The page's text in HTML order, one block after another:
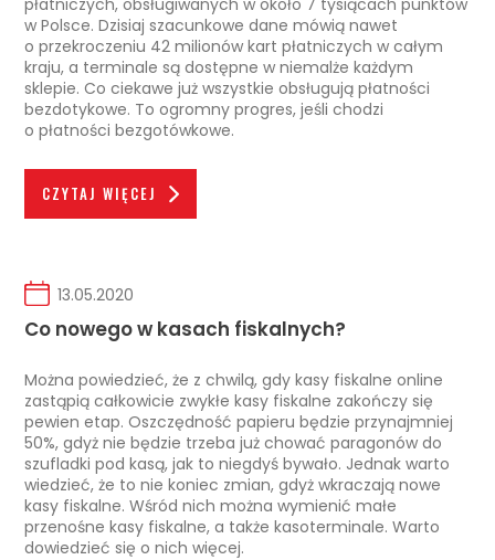
płatniczych, obsługiwanych w około 7 tysiącach punktów
w Polsce. Dzisiaj szacunkowe dane mówią nawet
o przekroczeniu 42 milionów kart płatniczych w całym
kraju, a terminale są dostępne w niemalże każdym
sklepie. Co ciekawe już wszystkie obsługują płatności
bezdotykowe. To ogromny progres, jeśli chodzi
o płatności bezgotówkowe.
CZYTAJ WIĘCEJ
13.05.2020
Co nowego w kasach fiskalnych?
Można powiedzieć, że z chwilą, gdy kasy fiskalne online
zastąpią całkowicie zwykłe kasy fiskalne zakończy się
pewien etap. Oszczędność papieru będzie przynajmniej
50%, gdyż nie będzie trzeba już chować paragonów do
szufladki pod kasą, jak to niegdyś bywało. Jednak warto
wiedzieć, że to nie koniec zmian, gdyż wkraczają nowe
kasy fiskalne. Wśród nich można wymienić małe
przenośne kasy fiskalne, a także kasoterminale. Warto
dowiedzieć się o nich więcej.